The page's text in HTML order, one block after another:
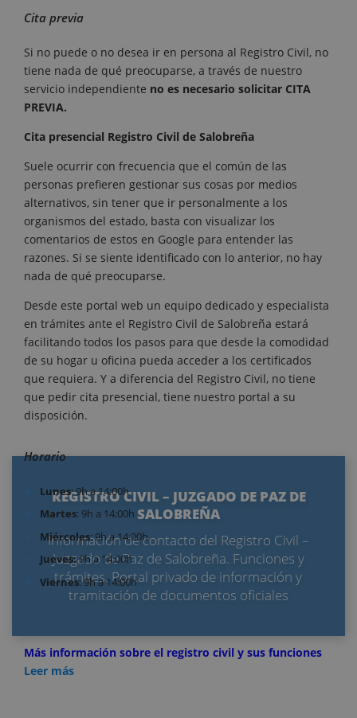
REGISTRO CIVIL – JUZGADO DE PAZ DE
SALOBREÑA
Información de contacto del Registro Civil –
Juzgado de Paz de Salobreña. Funciones y
trámites. Portal privado de información y
tramitación de documentos oficiales
Cita previa
Si no puede o no desea ir en persona al Registro Civil, no
tiene nada de qué preocuparse, a través de nuestro
servicio independiente no es necesario solicitar CITA
PREVIA.
Cita presencial Registro Civil de Salobreña
Suele ocurrir con frecuencia que el común de las
personas prefieren gestionar sus cosas por medios
alternativos, sin tener que ir personalmente a los
organismos del estado, basta con visualizar los
comentarios de estos en Google para entender las
razones. Si se siente identificado con lo anterior, no hay
nada de qué preocuparse.
Desde este portal web un equipo dedicado y especialista
en trámites ante el Registro Civil de Salobreña estará
facilitando todos los pasos para que desde la comodidad
de su hogar u oficina pueda acceder a los certificados
que requiera. Y a diferencia del Registro Civil, no tiene
que pedir cita presencial, tiene nuestro portal a su
disposición.
Horario
Lunes: 9h a 14:00h
Martes: 9h a 14:00h
Miércoles: 9h a 14:00h
Jueves:9h a 14:00h
Viernes: 9h a 14:00h
Más información sobre el registro civil y sus funciones
Leer más